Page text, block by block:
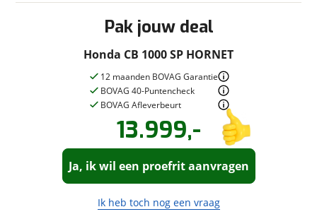
Pak jouw deal
Honda CB 1000 SP HORNET
12 maanden BOVAG Garantie
BOVAG 40-Puntencheck
BOVAG Afleverbeurt
13.999,-
Ja, ik wil een proefrit aanvragen
Vraag eenproefrit
aan!
Moto Rotterdam neemt snel
contact met je op om een proefrit in
te plannen.
Ik heb toch nog een vraag
Stel eenvraag!
Moto Rotterdam neemt snel
contact met je op om je vraag te
beantwoorden.